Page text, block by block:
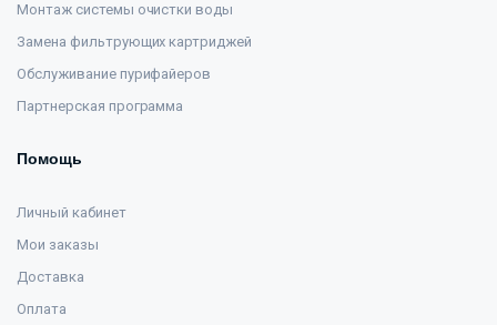
Монтаж системы очистки воды
Замена фильтрующих картриджей
Обслуживание пурифайеров
Партнерская программа
Помощь
Личный кабинет
Мои заказы
Доставка
Оплата